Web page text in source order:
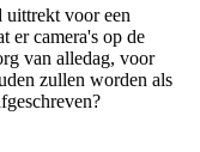
uittrekt voor een
er camera's op de
van alledag, voor
zullen worden als